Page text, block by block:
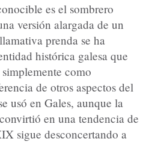
es el sombrero
versión alargada de un
prenda se ha
histórica galesa que
como
de otros aspectos del
usó en Gales, aunque la
en una tendencia de
sigue desconcertando a